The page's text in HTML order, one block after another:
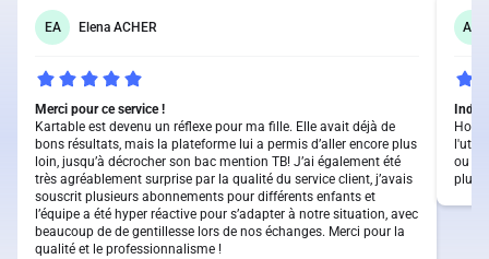
EA Elena ACHER
Merci pour ce service !
Kartable est devenu un réflexe pour ma fille. Elle avait déjà de
bons résultats, mais la plateforme lui a permis d’aller encore plus
loin, jusqu’à décrocher son bac mention TB! J’ai également été
très agréablement surprise par la qualité du service client, j’avais
souscrit plusieurs abonnements pour différents enfants et
l’équipe a été hyper réactive pour s’adapter à notre situation, avec
beaucoup de de gentillesse lors de nos échanges. Merci pour la
qualité et le professionnalisme !
AH
ou
plus